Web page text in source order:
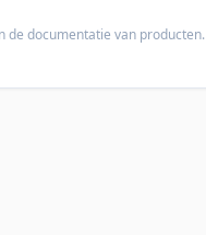
de documentatie van producten.